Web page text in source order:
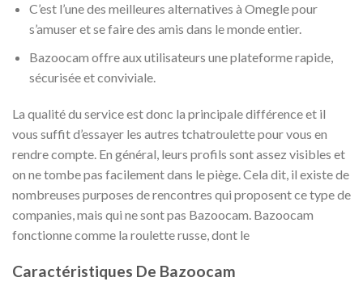
C’est l’une des meilleures alternatives à Omegle pour
s’amuser et se faire des amis dans le monde entier.
Bazoocam offre aux utilisateurs une plateforme rapide,
sécurisée et conviviale.
La qualité du service est donc la principale différence et il
vous suffit d’essayer les autres tchatroulette pour vous en
rendre compte. En général, leurs profils sont assez visibles et
on ne tombe pas facilement dans le piège. Cela dit, il existe de
nombreuses purposes de rencontres qui proposent ce type de
companies, mais qui ne sont pas Bazoocam. Bazoocam
fonctionne comme la roulette russe, dont le
Caractéristiques De Bazoocam